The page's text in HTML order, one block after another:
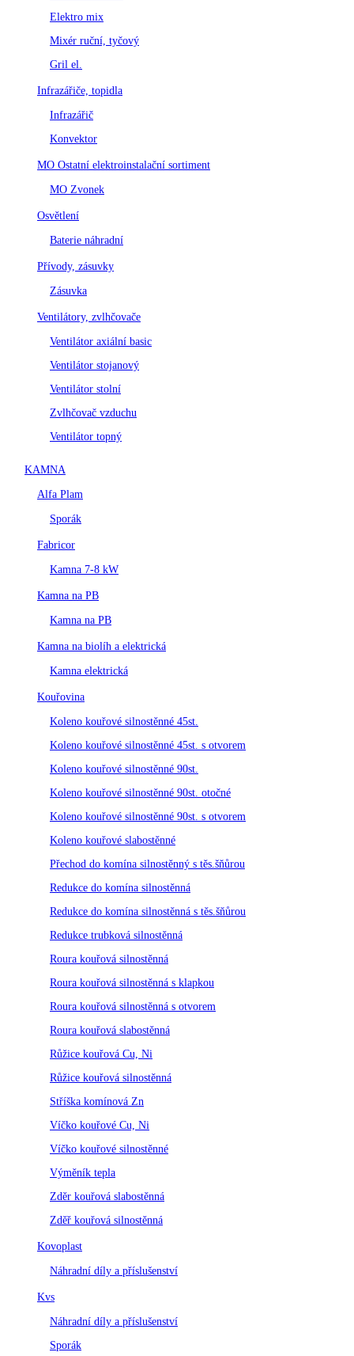
Elektro mix
Mixér ruční, tyčový
Gril el.
Infrazářiče, topidla
Infrazářič
Konvektor
MO Ostatní elektroinstalační sortiment
MO Zvonek
Osvětlení
Baterie náhradní
Přívody, zásuvky
Zásuvka
Ventilátory, zvlhčovače
Ventilátor axiální basic
Ventilátor stojanový
Ventilátor stolní
Zvlhčovač vzduchu
Ventilátor topný
KAMNA
Alfa Plam
Sporák
Fabricor
Kamna 7-8 kW
Kamna na PB
Kamna na PB
Kamna na biolíh a elektrická
Kamna elektrická
Kouřovina
Koleno kouřové silnostěnné 45st.
Koleno kouřové silnostěnné 45st. s otvorem
Koleno kouřové silnostěnné 90st.
Koleno kouřové silnostěnné 90st. otočné
Koleno kouřové silnostěnné 90st. s otvorem
Koleno kouřové slabostěnné
Přechod do komína silnostěnný s těs.šňůrou
Redukce do komína silnostěnná
Redukce do komína silnostěnná s těs.šňůrou
Redukce trubková silnostěnná
Roura kouřová silnostěnná
Roura kouřová silnostěnná s klapkou
Roura kouřová silnostěnná s otvorem
Roura kouřová slabostěnná
Růžice kouřová Cu, Ni
Růžice kouřová silnostěnná
Stříška komínová Zn
Víčko kouřové Cu, Ni
Víčko kouřové silnostěnné
Výměník tepla
Zděr kouřová slabostěnná
Zděř kouřová silnostěnná
Kovoplast
Náhradní díly a příslušenství
Kvs
Náhradní díly a příslušenství
Sporák